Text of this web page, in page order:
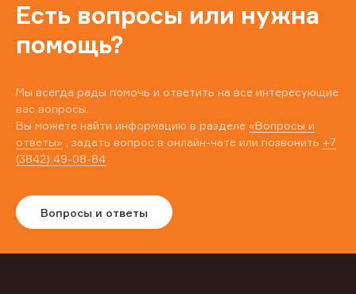
Есть вопросы или нужна
помощь?
Мы всегда рады помочь и ответить на все интересующие
вас вопросы.
Вы можете найти информацию в разделе «Вопросы и
ответы» , задать вопрос в онлайн-чате или позвонить +7
(3842) 49-08-84
Вопросы и ответы